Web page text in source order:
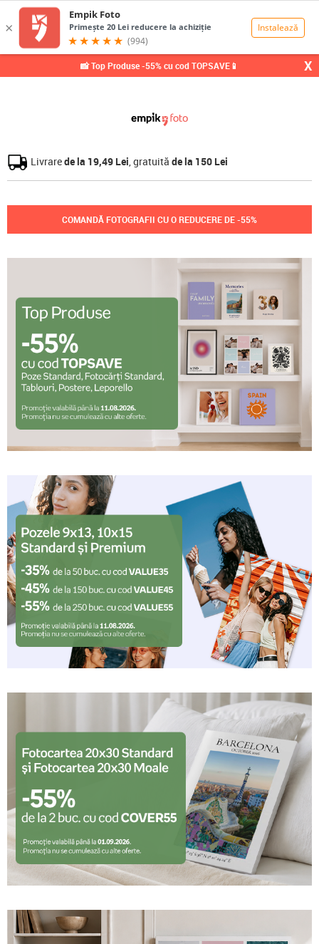
📸 Top Produse -55% cu cod TOPSAVE📱 X
Livrarede la 19,49 Lei , gratuită de la 150 Lei
COMANDĂ FOTOGRAFII CU O REDUCERE DE -55%